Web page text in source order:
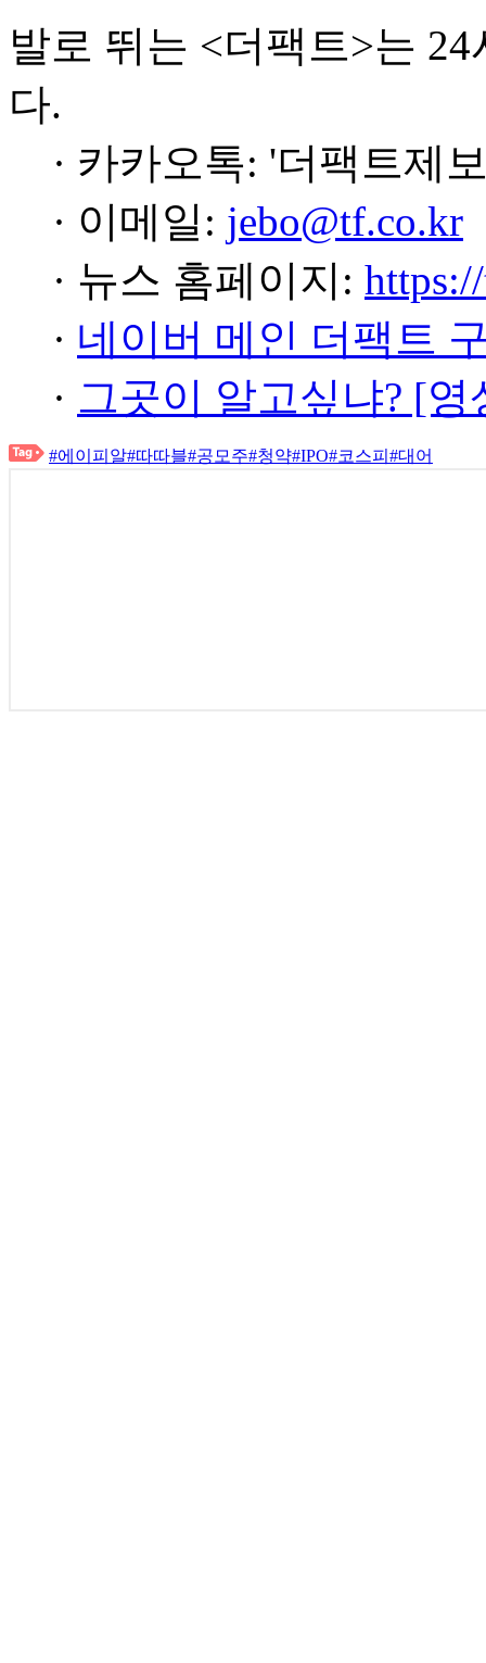
발로 뛰는 <더팩트>는
다.
· 카카오톡: '더팩트제
· 이메일: jebo@tf.co.kr
· 뉴스 홈페이지:
· 네이버 메인 더팩트
· 그곳이 알고싶냐? [
#에이피알#따따블#공모주#청약#IPO#코스피 #대어